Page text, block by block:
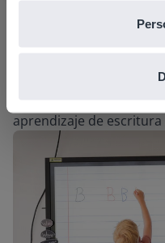
Uso de técnicas
La combinación de
aprendizaje de